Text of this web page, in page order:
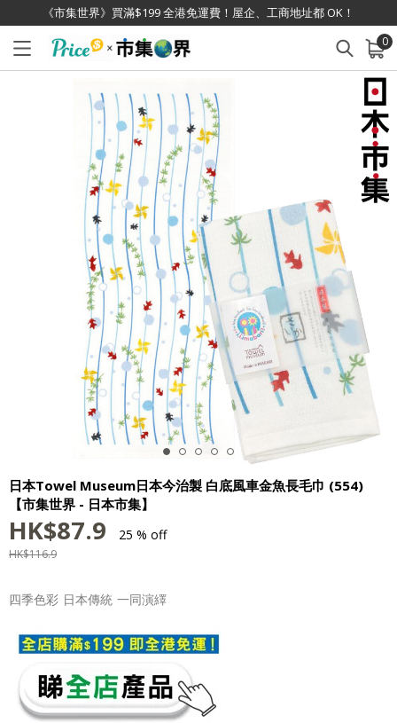
《市集世界》買滿$199 全港免運費！屋企、工商地址都 OK！
0
已加入購物車 查看
日本Towel Museum日本今治製 白底風車金魚長毛巾 (554)
【市集世界 - 日本市集】
HK$87.9 25 % off
HK$116.9
四季色彩 日本傳統 一同演繹